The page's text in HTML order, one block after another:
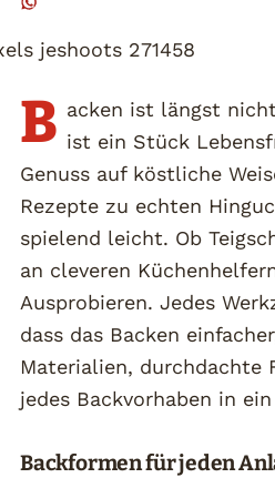
B acken ist längst
ist ein Stück
Genuss auf köstliche
Rezepte zu echten
spielend leicht. Ob
an cleveren
Ausprobieren. Jedes
dass das Backen
Materialien, durchdachte
jedes Backvorhaben in
Backformen für jeden